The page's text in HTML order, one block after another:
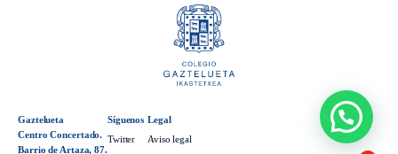
Gaztelueta
Centro Concertado.
Barrio de Artaza, 87.
Síguenos
Twitter
Legal
Aviso legal